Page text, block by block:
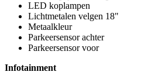
LED koplampen
Lichtmetalen velgen 18"
Metaalkleur
Parkeersensor achter
Parkeersensor voor
Infotainment